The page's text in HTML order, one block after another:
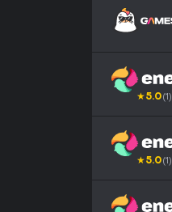
★5.0(1)
★5.0(1)